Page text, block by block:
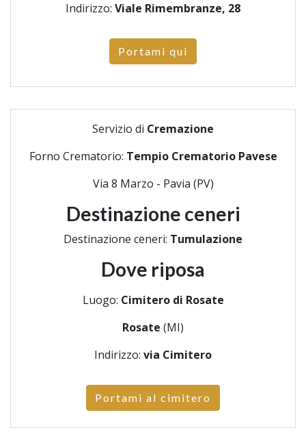
Indirizzo: Viale Rimembranze, 28
Portami qui
Servizio di Cremazione
Forno Crematorio: Tempio Crematorio Pavese
Via 8 Marzo - Pavia (PV)
Destinazione ceneri
Destinazione ceneri: Tumulazione
Dove riposa
Luogo: Cimitero di Rosate
Rosate (MI)
Indirizzo: via Cimitero
Portami al cimitero